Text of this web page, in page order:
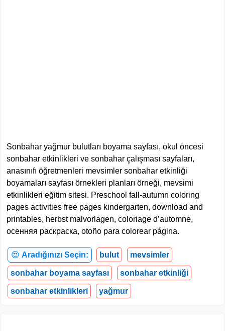
Sonbahar yağmur bulutları boyama sayfası, okul öncesi
sonbahar etkinlikleri ve sonbahar çalışması sayfaları,
anasınıfı öğretmenleri mevsimler sonbahar etkinliği
boyamaları sayfası örnekleri planları örneği, mevsimi
etkinlikleri eğitim sitesi. Preschool fall-autumn coloring
pages activities free pages kindergarten, download and
printables, herbst malvorlagen, coloriage d’automne,
осенняя раскраска, otoño para colorear página.
😍 Aradığınızı Seçin: bulut mevsimler
sonbahar boyama sayfası sonbahar etkinliği
sonbahar etkinlikleri yağmur